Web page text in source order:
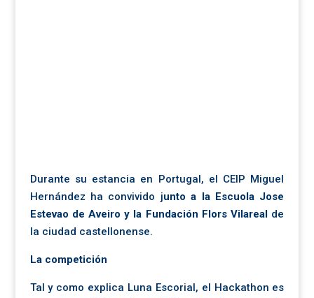
Durante su estancia en Portugal, el CEIP Miguel
Hernández ha convivido junto a la Escuola Jose
Estevao de Aveiro y la Fundación Flors Vilareal de
la ciudad castellonense.
La competición
Tal y como explica Luna Escorial, el Hackathon es